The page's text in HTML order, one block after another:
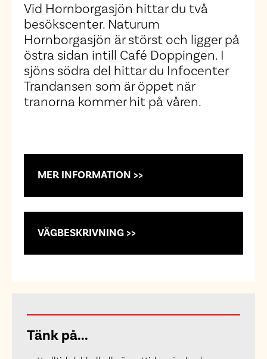
Vid Hornborgasjön hittar du två
besökscenter. Naturum
Hornborgasjön är störst och ligger på
östra sidan intill Café Doppingen. I
sjöns södra del hittar du Infocenter
Trandansen som är öppet när
tranorna kommer hit på våren.
MER INFORMATION >>
VÄGBESKRIVNING >>
Tänk på...